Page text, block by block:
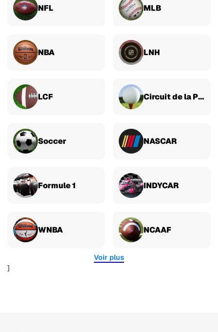
NFL MLB
NBA LNH
LCF Circuit de la PGA
Soccer NASCAR
Formule 1 INDYCAR
WNBA NCAAF
Voir plus
]